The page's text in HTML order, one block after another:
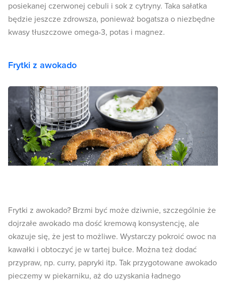
posiekanej czerwonej cebuli i sok z cytryny. Taka sałatka
będzie jeszcze zdrowsza, ponieważ bogatsza o niezbędne
kwasy tłuszczowe omega-3, potas i magnez.
Frytki z awokado
Frytki z awokado? Brzmi być może dziwnie, szczególnie że
dojrzałe awokado ma dość kremową konsystencję, ale
okazuje się, że jest to możliwe. Wystarczy pokroić owoc na
kawałki i obtoczyć je w tartej bułce. Można też dodać
przypraw, np. curry, papryki itp. Tak przygotowane awokado
pieczemy w piekarniku, aż do uzyskania ładnego